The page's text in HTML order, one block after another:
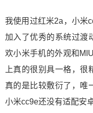
我使用过红米2a，小米
加入了优秀的系统过渡
欢小米手机的外观和
上真的很别具一格，
真的是比较敷衍了，唯
小米cc9e还没有适配安